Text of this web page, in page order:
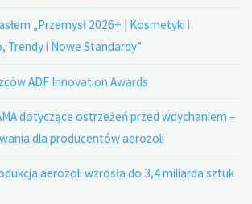
„Przemysł 2026+ | Kosmetyki i
Trendy i Nowe Standardy”
ADF Innovation Awards
dotyczące ostrzeżeń przed wdychaniem –
dla producentów aerozoli
aerozoli wzrosła do 3,4 miliarda sztuk